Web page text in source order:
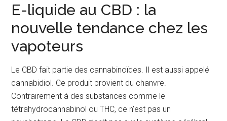
E-liquide au CBD : la
nouvelle tendance chez les
vapoteurs
Le CBD fait partie des cannabinoïdes. Il est aussi appelé
cannabidiol. Ce produit provient du chanvre.
Contrairement à des substances comme le
tétrahydrocannabinol ou THC, ce n’est pas un